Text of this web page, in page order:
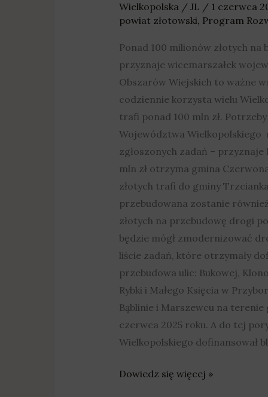
Wielkopolska/ JL / 1 czerwca
powiat złotowski, Program
Ponad 100 milionów złotych
przyznaje wicemarszałek
Obszarów Wiejskich to ważne
codziennie korzysta wielu
trafi ponad 100 mln zł.
Województwa Wielkopolskiego
zgłoszonych zadań –
mln zł otrzyma gmina
złotych trafi do gminy
przebudowana zostanie
złotych na przebudowę drogi
będzie mógł zmodernizować
liście zadań, które otrzymały
przebudowa ulic: Bukowej,
Rybki i Małego Księcia w
Bąblinie i Marszewcu na
czerwca 2025 roku. A do tej
Wielkopolskiego dofinansował
Dowiedz się więcej »